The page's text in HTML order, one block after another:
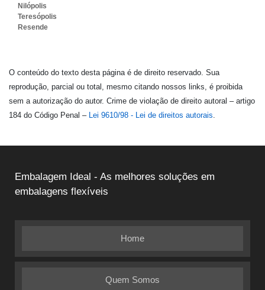
Nilópolis
Teresópolis
Resende
O conteúdo do texto desta página é de direito reservado. Sua
reprodução, parcial ou total, mesmo citando nossos links, é proibida
sem a autorização do autor. Crime de violação de direito autoral – artigo
184 do Código Penal – Lei 9610/98 - Lei de direitos autorais.
Embalagem Ideal - As melhores soluções em
embalagens flexíveis
Home
Quem Somos